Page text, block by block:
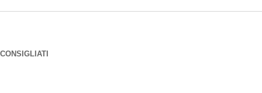
CONSIGLIATI